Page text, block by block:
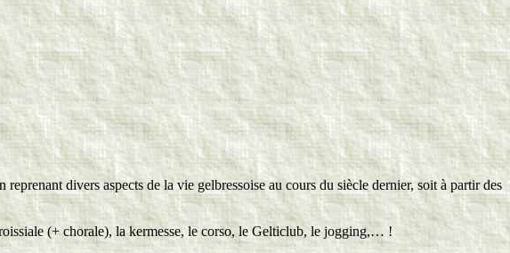
divers aspects de la vie gelbressoise au cours du siècle dernier, soit à partir des
(+ chorale), la kermesse, le corso, le Gelticlub, le jogging,… !